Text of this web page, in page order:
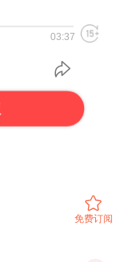
03:37
免费订阅